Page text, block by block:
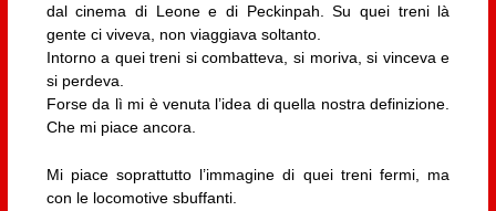
dal cinema di Leone e di Peckinpah. Su quei treni là
gente ci viveva, non viaggiava soltanto.
Intorno a quei treni si combatteva, si moriva, si vinceva e
si perdeva.
Forse da lì mi è venuta l’idea di quella nostra definizione.
Che mi piace ancora.
Mi piace soprattutto l’immagine di quei treni fermi, ma
con le locomotive sbuffanti.